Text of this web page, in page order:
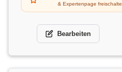
& Expertenpage
Bearbeiten